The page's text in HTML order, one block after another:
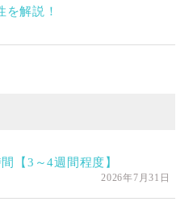
を解説！
【3～4週間程度】
2026年7月31日